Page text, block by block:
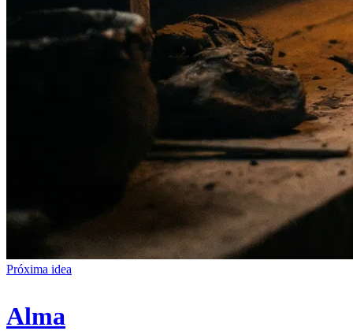
Próxima idea
Alma